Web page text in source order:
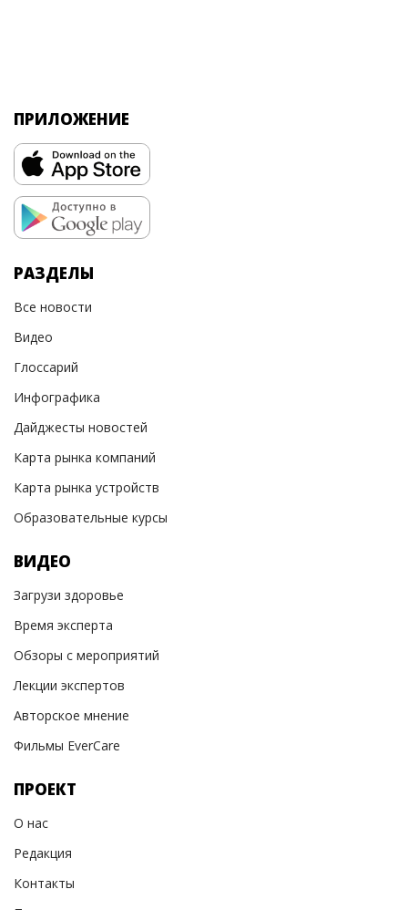
ПРИЛОЖЕНИЕ
РАЗДЕЛЫ
Все новости
Видео
Глоссарий
Инфографика
Дайджесты новостей
Карта рынка компаний
Карта рынка устройств
Образовательные курсы
ВИДЕО
Загрузи здоровье
Время эксперта
Обзоры с мероприятий
Лекции экспертов
Авторское мнение
Фильмы EverCare
ПРОЕКТ
О нас
Редакция
Контакты